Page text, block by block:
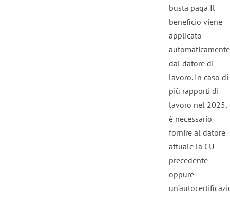
busta paga Il
beneficio viene
applicato
automaticamente
dal datore di
lavoro. In caso di
più rapporti di
lavoro nel 2025,
è necessario
fornire al datore
attuale la CU
precedente
oppure